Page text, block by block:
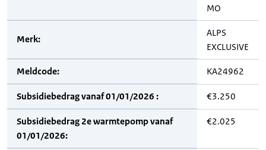
MO
Merk:
ALPS
EXCLUSIVE
Meldcode: KA24962
Subsidiebedrag vanaf 01/01/2026 : €3.250
Subsidiebedrag 2e warmtepomp vanaf
01/01/2026:
€2.025